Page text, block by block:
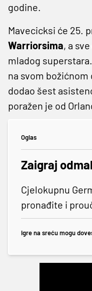
godine.
Mavecicksi će 25.
Warriorsima, a
mladog
na svom božićnom
dodao šest
poražen je od
Oglas
Zaigraj
Cjelokupnu
pronađite i
Igre na sreću mogu